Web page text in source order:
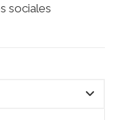
sociales